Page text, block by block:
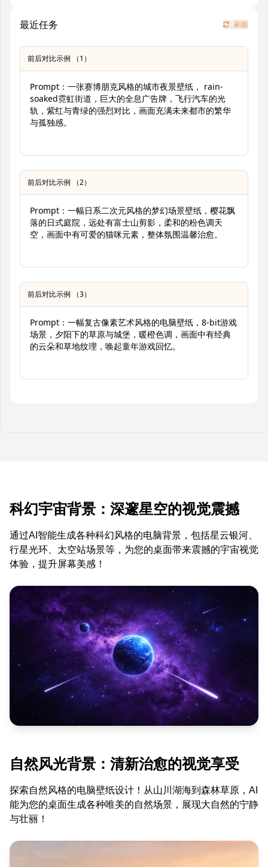
最近任务 刷新
前后对比示例 （1）
Prompt：一张赛博朋克风格的城市夜景壁纸， rain-
soaked霓虹街道，巨大的全息广告牌，飞行汽车的光
轨，紫红与青绿的强烈对比，画面充满未来都市的繁华
与孤独感。
前后对比示例 （2）
Prompt：一幅日系二次元风格的梦幻场景壁纸，樱花飘
落的日式庭院，远处有富士山剪影，柔和的粉色调天
空，画面中有可爱的猫咪元素，整体氛围温馨治愈。
前后对比示例 （3）
Prompt：一幅复古像素艺术风格的电脑壁纸，8-bit游戏
场景，夕阳下的草原与城堡，暖橙色调，画面中有经典
的云朵和草地纹理，唤起童年游戏回忆。
科幻宇宙背景：深邃星空的视觉震撼
通过AI智能生成各种科幻风格的电脑背景，包括星云银河、
行星光环、太空站场景等，为您的桌面带来震撼的宇宙视觉
体验，提升屏幕美感！
自然风光背景：清新治愈的视觉享受
探索自然风格的电脑壁纸设计！从山川湖海到森林草原，AI
能为您的桌面生成各种唯美的自然场景，展现大自然的宁静
与壮丽！